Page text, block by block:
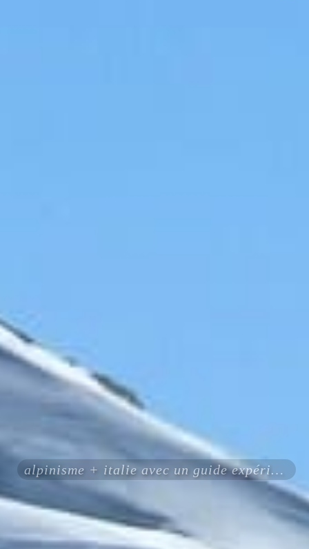
alpinisme + italie avec un guide expérimenté certifié ENSA UIAGM